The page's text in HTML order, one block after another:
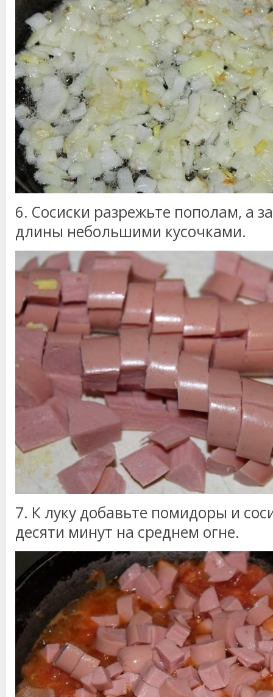
6. Сосиски разрежьте пополам, а
длины небольшими кусочками.
7. К луку добавьте помидоры и
десяти минут на среднем огне.